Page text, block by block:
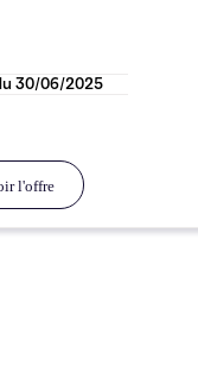
30/06/2025
l'offre